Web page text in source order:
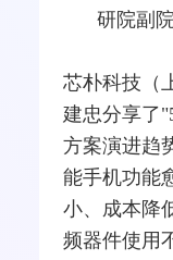
研院副
芯朴科技（
建忠分享了
方案演进趋
能手机功能
小、成本降
频器件使用